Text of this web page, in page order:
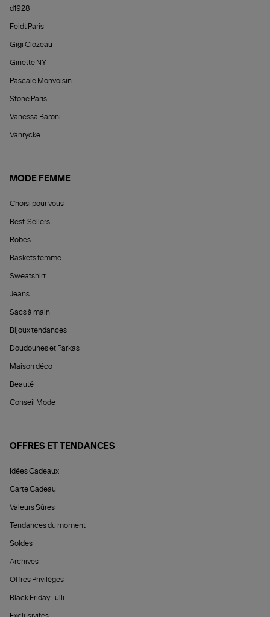
d1928
Feidt Paris
Gigi Clozeau
Ginette NY
Pascale Monvoisin
Stone Paris
Vanessa Baroni
Vanrycke
MODE FEMME
Choisi pour vous
Best-Sellers
Robes
Baskets femme
Sweatshirt
Jeans
Sacs à main
Bijoux tendances
Doudounes et Parkas
Maison déco
Beauté
Conseil Mode
OFFRES ET TENDANCES
Idées Cadeaux
Carte Cadeau
Valeurs Sûres
Tendances du moment
Soldes
Archives
Offres Privilèges
Black Friday Lulli
Exclusivités